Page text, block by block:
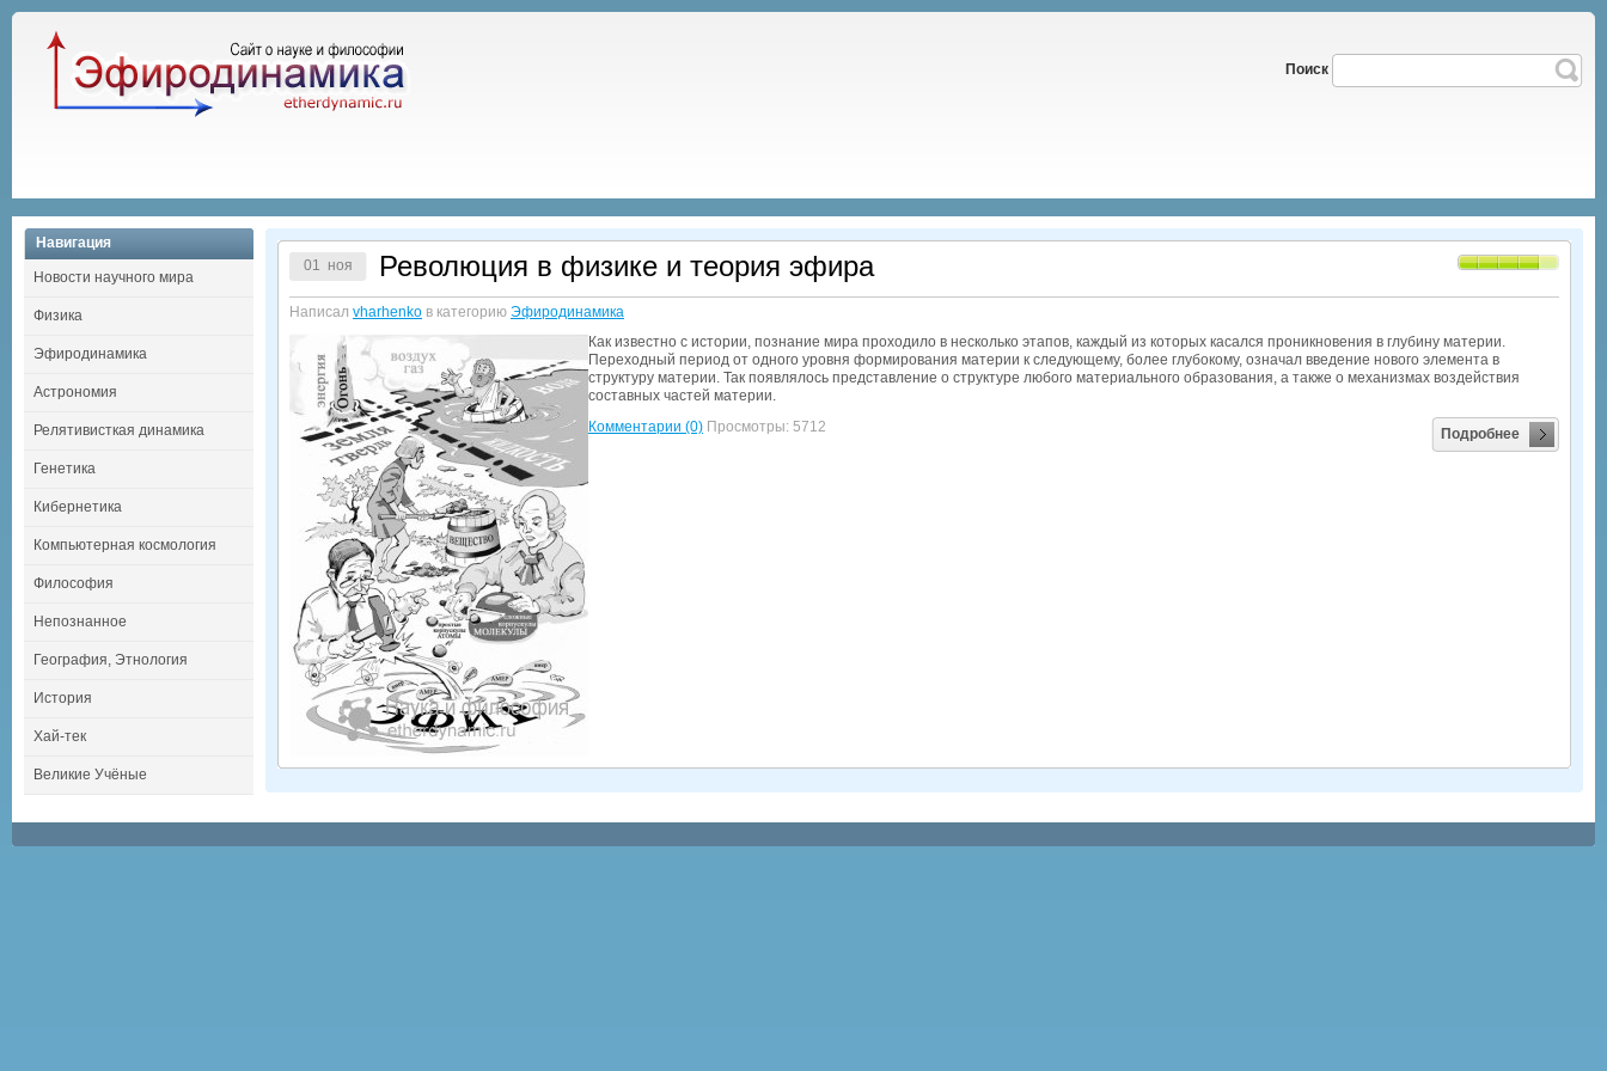
Поиск
Навигация
Новости научного мира
Физика
Эфиродинамика
Астрономия
Релятивисткая динамика
Генетика
Кибернетика
Компьютерная космология
Философия
Непознанное
География, Этнология
История
Хай-тек
Великие Учёные
01 ноя Революция в физике и теория эфира
Написал vharhenko в категорию Эфиродинамика
Как известно с истории, познание мира проходило в несколько этапов, каждый из которых касался проникновения в глубину материи.
Переходный период от одного уровня формирования материи к следующему, более глубокому, означал введение нового элемента в
структуру материи. Так появлялось представление о структуре любого материального образования, а также о механизмах воздействия
составных частей материи.
Комментарии (0) Просмотры: 5712 Подробнее